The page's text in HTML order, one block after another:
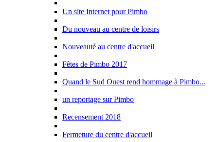
Un site Internet pour Pimbo
Du nouveau au centre de loisirs
Nouveauté au centre d'accueil
Fêtes de Pimbo 2017
Quand le Sud Ouest rend hommage à Pimbo...
un reportage sur Pimbo
Recensement 2018
Fermeture du centre d'accueil